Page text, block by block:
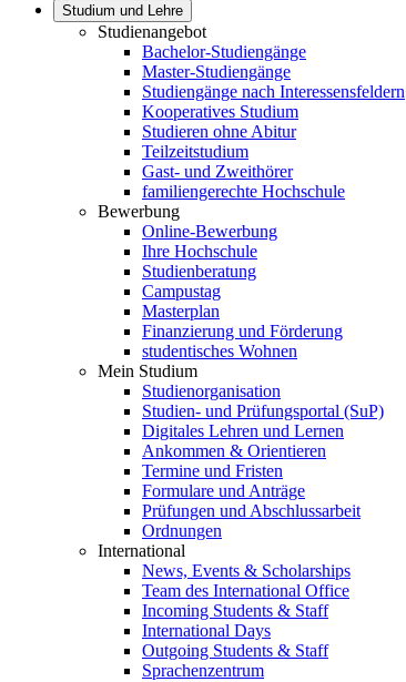
Studium und Lehre
Studienangebot
Bachelor-Studiengänge
Master-Studiengänge
Studiengänge nach Interessensfeldern
Kooperatives Studium
Studieren ohne Abitur
Teilzeitstudium
Gast- und Zweithörer
familiengerechte Hochschule
Bewerbung
Online-Bewerbung
Ihre Hochschule
Studienberatung
Campustag
Masterplan
Finanzierung und Förderung
studentisches Wohnen
Mein Studium
Studienorganisation
Studien- und Prüfungsportal (SuP)
Digitales Lehren und Lernen
Ankommen & Orientieren
Termine und Fristen
Formulare und Anträge
Prüfungen und Abschlussarbeit
Ordnungen
International
News, Events & Scholarships
Team des International Office
Incoming Students & Staff
International Days
Outgoing Students & Staff
Sprachenzentrum